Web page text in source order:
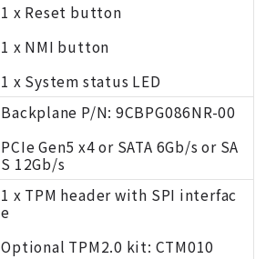
1 x Reset button
1 x NMI button
1 x System status LED
Backplane P/N: 9CBPG086NR-00
PCIe Gen5 x4 or SATA 6Gb/s or SA
S 12Gb/s
1 x TPM header with SPI interfac
e
Optional TPM2.0 kit: CTM010